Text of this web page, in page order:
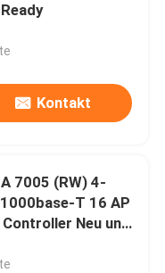
Kontakt
7005 (RW) 4-
T 16 AP
Neu und